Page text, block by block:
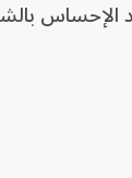
الإحساس